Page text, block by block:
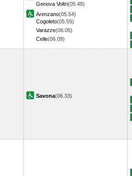
Genova Voltri(05.48)
Arenzano(05.54)
Cogoleto(05.59)
Varazze(06.05)
Celle(06.09)
Savona(06.33)